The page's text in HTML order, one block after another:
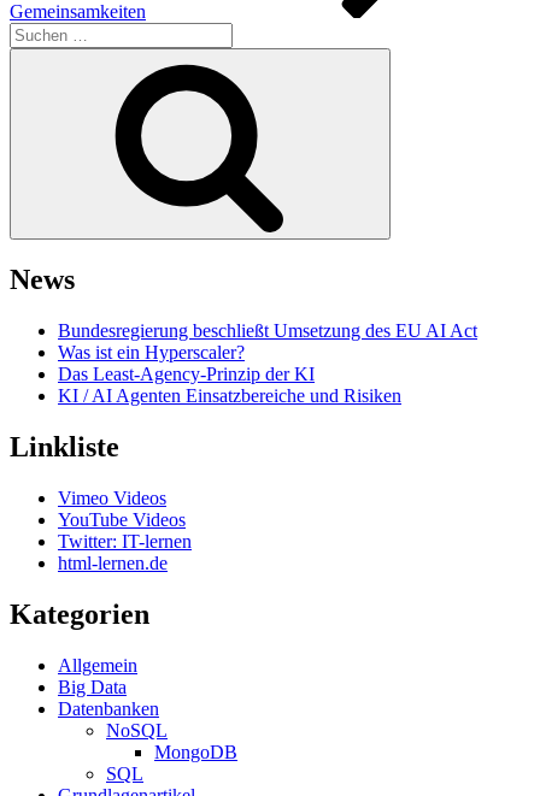
Gemeinsamkeiten
Suchen
nach:
News
Bundesregierung beschließt Umsetzung des EU AI Act
Was ist ein Hyperscaler?
Das Least-Agency-Prinzip der KI
KI / AI Agenten Einsatzbereiche und Risiken
Linkliste
Vimeo Videos
YouTube Videos
Twitter: IT-lernen
html-lernen.de
Kategorien
Allgemein
Big Data
Datenbanken
NoSQL
MongoDB
SQL